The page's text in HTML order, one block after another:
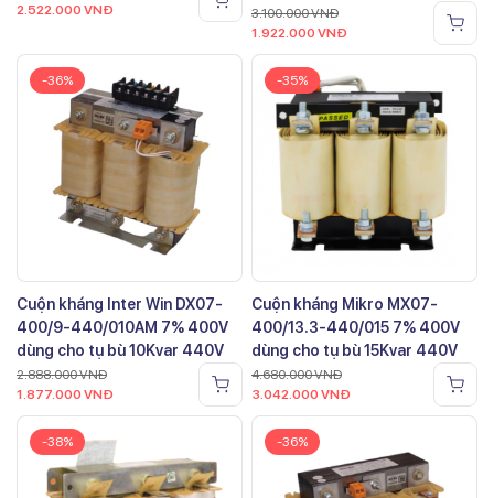
2.522.000 VNĐ 3.100.000VNĐ
1.922.000 VNĐ
-36%
Cuộn kháng Inter Win DX07-
400/9-440/010AM 7% 400V
dùng cho tụ bù 10Kvar 440V
2.888.000VNĐ
1.877.000 VNĐ
-35%
Cuộn kháng Mikro MX07-
400/13.3-440/015 7% 400V
dùng cho tụ bù 15Kvar 440V
4.680.000VNĐ
3.042.000 VNĐ
-38% -36%